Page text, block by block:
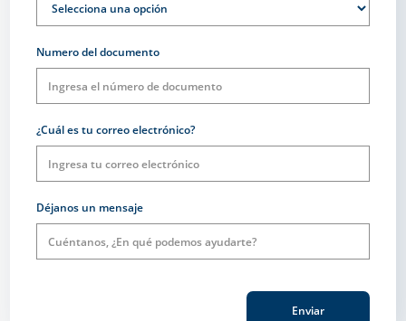
Numero del documento
¿Cuál es tu correo electrónico?
Déjanos un mensaje
Enviar